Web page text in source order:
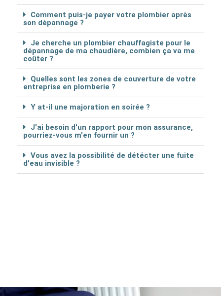
Comment puis-je payer votre plombier après
son dépannage ?
Je cherche un plombier chauffagiste pour le
dépannage de ma chaudière, combien ça va me
coûter ?
Quelles sont les zones de couverture de votre
entreprise en plomberie ?
Y at-il une majoration en soirée ?
J'ai besoin d'un rapport pour mon assurance,
pourriez-vous m'en fournir un ?
Vous avez la possibilité de détécter une fuite
d'eau invisible ?